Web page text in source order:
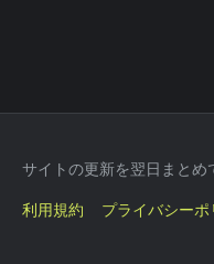
サイトの更新を翌日まと
利用規約
プライバシーポ